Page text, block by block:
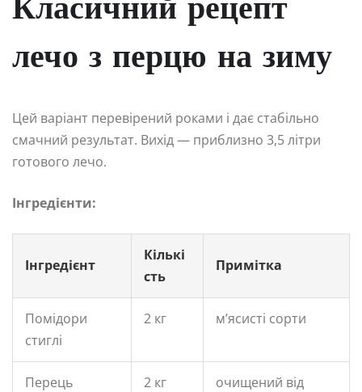
Класичний рецепт
лечо з перцю на зиму
Цей варіант перевірений роками і дає стабільно
смачний результат. Вихід — приблизно 3,5 літри
готового лечо.
Інгредієнти:
Інгредієнт
Кількі
сть
Примітка
Помідори
стиглі
2 кг м’ясисті сорти
Перець
2 кг
очищений від